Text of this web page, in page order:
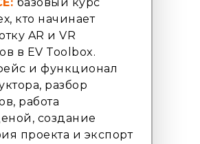
кто начинает
AR и VR
в EV Toolbox.
и функционал
разбор
работа
создание
проекта и экспорт